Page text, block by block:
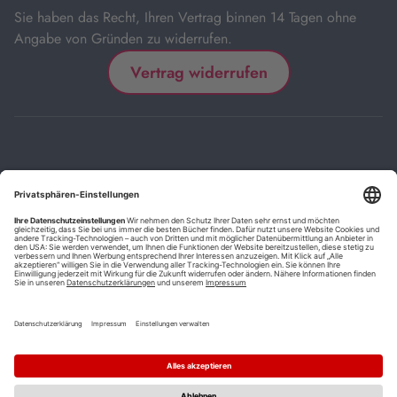
Sie haben das Recht, Ihren Vertrag binnen 14 Tagen ohne
Angabe von Gründen zu widerrufen.
Vertrag widerrufen
BarrierefreiheitserklärungCookie-Einstellungen
*
Die mit Sternchen (*) gekennzeichneten Links sind Affiliate-Links.
Wenn Sie auf einen solchen Link klicken und auf der Zielseite etwas
kaufen, bekommen wir vom betreffenden Anbieter oder Online-Shop
Kauf oder Preis.
Mehrwertsteuer.
Versand innerhalb Deutschlands versandkostenfrei ab 9,00 €
Bestellwert.